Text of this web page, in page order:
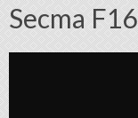
Secma F16